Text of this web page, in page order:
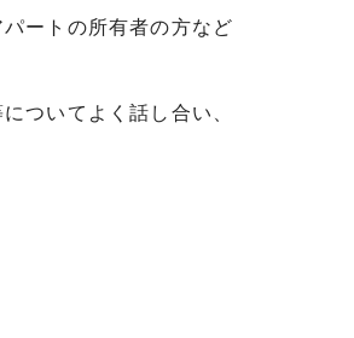
ートの所有者の方など
ついてよく話し合い、